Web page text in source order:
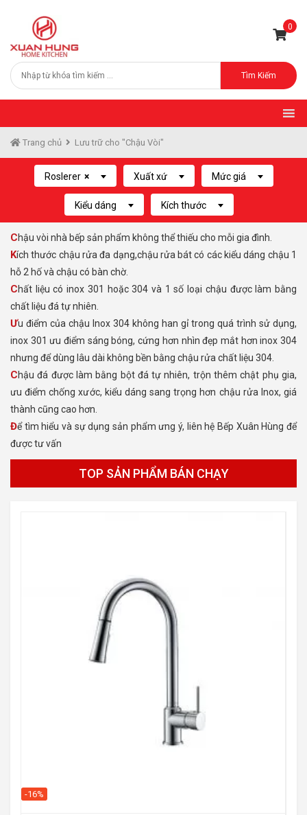
0
Tìm Kiếm
Trang chủ Lưu trữ cho "Chậu Vòi"
×
Roslerer Xuất xứ Mức giá
Kiểu dáng Kích thước
Chậu vòi nhà bếp sản phẩm không thể thiếu cho mỗi gia đình.
Kích thước chậu rửa đa dạng,chậu rửa bát có các kiểu dáng chậu 1
hỗ 2 hố và chậu có bàn chờ.
Chất liệu có inox 301 hoặc 304 và 1 số loại chậu được làm bằng
chất liệu đá tự nhiên.
Ưu điểm của chậu Inox 304 không han gỉ trong quá trình sử dụng,
inox 301 ưu điểm sáng bóng, cứng hơn nhìn đẹp mắt hơn inox 304
nhưng để dùng lâu dài không bền bằng chậu rửa chất liệu 304.
Chậu đá được làm bằng bột đá tự nhiên, trộn thêm chật phụ gia,
ưu điểm chống xước, kiểu dáng sang trọng hơn chậu rửa Inox, giá
thành cũng cao hơn.
Để tìm hiểu và sự dụng sản phẩm ưng ý, liên hệ Bếp Xuân Hùng để
được tư vấn
TOP SẢN PHẨM BÁN CHẠY
-16%